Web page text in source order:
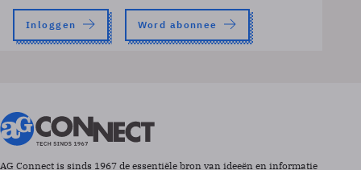
Inloggen Word abonnee
AG Connect is sinds 1967 de essentiële bron van ideeën en informatie